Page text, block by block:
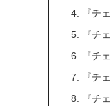
『チ
『チ
『チ
『チ
『チ